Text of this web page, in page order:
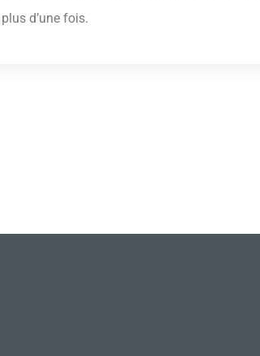
d’une fois.